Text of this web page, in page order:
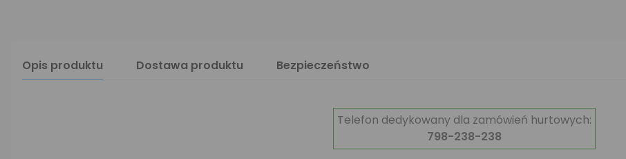
Opis produktu Dostawa produktu Bezpieczeństwo
Telefon dedykowany dla zamówień hurtowych:
798-238-238